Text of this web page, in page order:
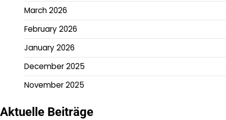
March 2026
February 2026
January 2026
December 2025
November 2025
Aktuelle Beiträge